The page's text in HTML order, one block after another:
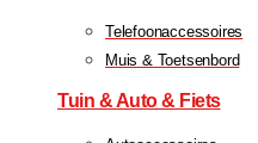
Telefoonaccessoires
Muis & Toetsenbord
Tuin & Auto & Fiets